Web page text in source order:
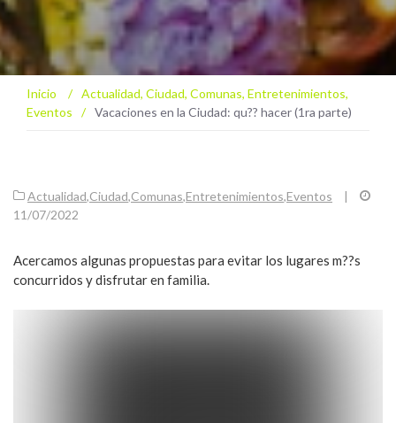
Inicio / Actualidad, Ciudad, Comunas, Entretenimientos,
Eventos
/ Vacaciones en la Ciudad: qu?? hacer (1ra parte)
Actualidad,Ciudad,Comunas,Entretenimientos,Eventos
|
11/07/2022
Acercamos algunas propuestas para evitar los lugares m??s
concurridos y disfrutar en familia.